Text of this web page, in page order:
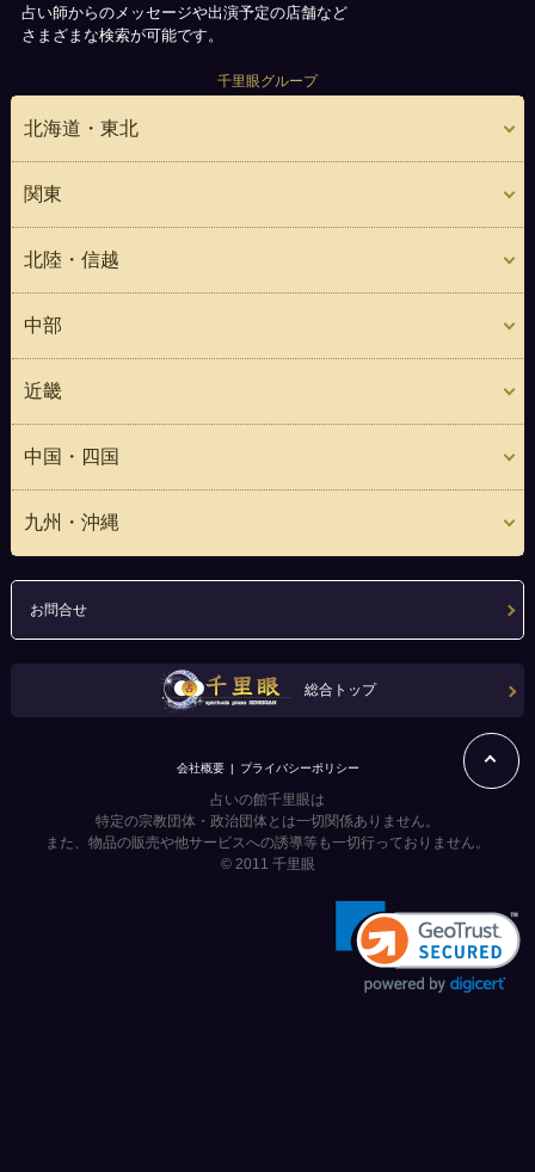
占い師からのメッセージや出演予定の店舗など
さまざまな検索が可能です。
千里眼グループ
北海道・東北
関東
北陸・信越
中部
近畿
中国・四国
九州・沖縄
お問合せ
総合トップ
会社概要 プライバシーポリシー
占いの館千里眼は
特定の宗教団体・政治団体とは一切関係ありません。
また、物品の販売や他サービスへの誘導等も一切行っておりません。
© 2011 千里眼